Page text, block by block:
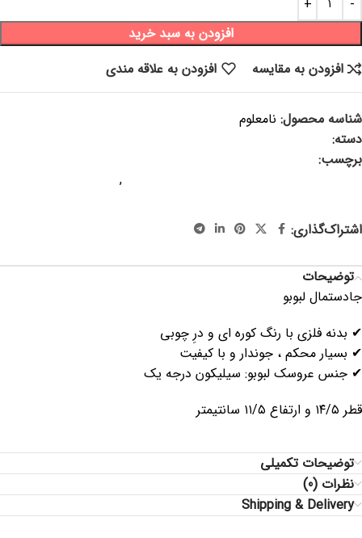
افزودن به سبد خرید
افزودن به مقایسه
افزودن به علاقه مندی
شناسه محصول: نامعلوم
دسته:
برچسب:
,
اشتراک‌گذاری:
توضیحات
جادستمال لبوبو
✔ بدنه فلزی با رنگ کوره ای و درِ چوبی
✔ بسیار محکم ، جوندار و با کیفیت
✔ جنس عروسک لبوبو: سیلیکون درجه یک
قطر ۱۴/۵ و ارتفاع ۱۱/۵ سانتیمتر
توضیحات تکمیلی
نظرات (0)
Shipping & Delivery